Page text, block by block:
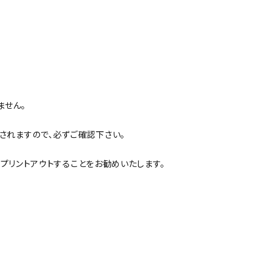
ん。
ますので、必ずご確認下さい。
ントアウトすることをお勧めいたします。